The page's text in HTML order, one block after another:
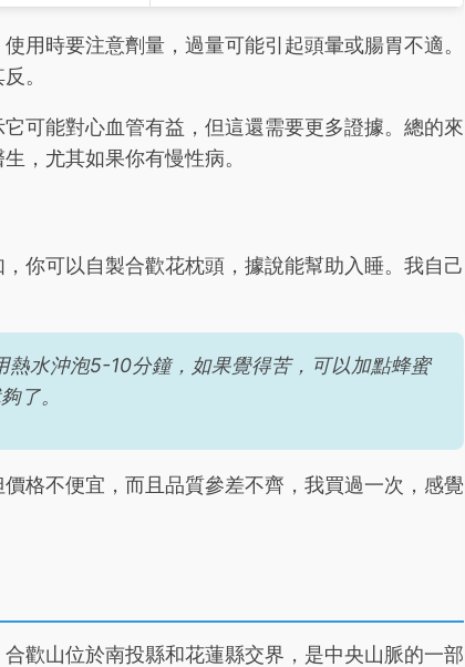
用時要注意劑量，過量可能引起頭暈或腸胃不適。
。
可能對心血管有益，但這還需要更多證據。總的來
，尤其如果你有慢性病。
你可以自製合歡花枕頭，據說能幫助入睡。我自己
水沖泡5-10分鐘，如果覺得苦，可以加點蜂蜜
了。
格不便宜，而且品質參差不齊，我買過一次，感覺
歡山位於南投縣和花蓮縣交界，是中央山脈的一部